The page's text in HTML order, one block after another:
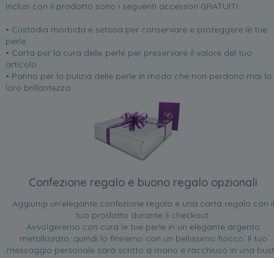
Inclusi con il prodotto sono i seguenti accessori GRATUITI:
• Custodia morbida e setosa per conservare e proteggere le tue
perle
• Carta per la cura delle perle per preservare il valore del tuo
articolo
• Panno per la pulizia delle perle in modo che non perdono mai la
loro brillantezza.
Confezione regalo e buono regalo opzionali
Aggiungi un'elegante confezione regalo e una carta regalo con il
tuo prodotto durante il checkout.
Avvolgeremo con cura le tue perle in un elegante argento
metallizzato, quindi lo finiremo con un bellissimo fiocco. Il tuo
messaggio personale sarà scritto a mano e racchiuso in una